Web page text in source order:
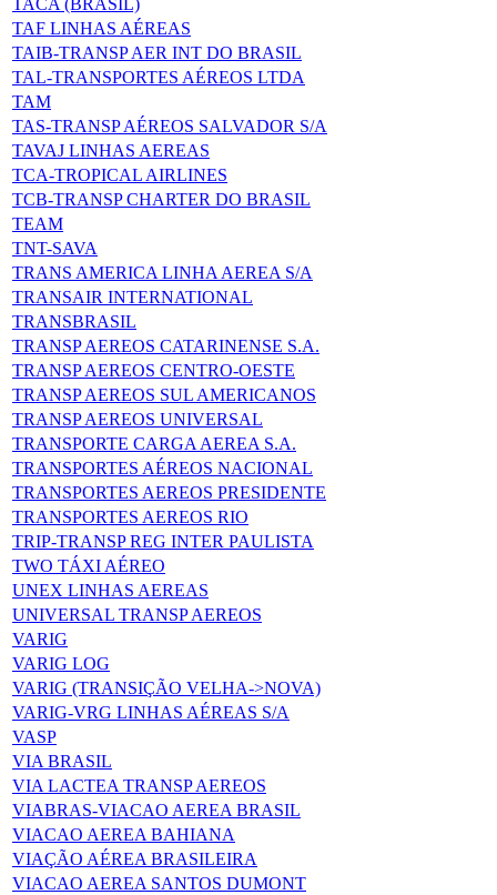
TACA (BRASIL)
TAF LINHAS AÉREAS
TAIB-TRANSP AER INT DO BRASIL
TAL-TRANSPORTES AÉREOS LTDA
TAM
TAS-TRANSP AÉREOS SALVADOR S/A
TAVAJ LINHAS AEREAS
TCA-TROPICAL AIRLINES
TCB-TRANSP CHARTER DO BRASIL
TEAM
TNT-SAVA
TRANS AMERICA LINHA AEREA S/A
TRANSAIR INTERNATIONAL
TRANSBRASIL
TRANSP AEREOS CATARINENSE S.A.
TRANSP AEREOS CENTRO-OESTE
TRANSP AEREOS SUL AMERICANOS
TRANSP AEREOS UNIVERSAL
TRANSPORTE CARGA AEREA S.A.
TRANSPORTES AÉREOS NACIONAL
TRANSPORTES AEREOS PRESIDENTE
TRANSPORTES AEREOS RIO
TRIP-TRANSP REG INTER PAULISTA
TWO TÁXI AÉREO
UNEX LINHAS AEREAS
UNIVERSAL TRANSP AEREOS
VARIG
VARIG LOG
VARIG (TRANSIÇÃO VELHA->NOVA)
VARIG-VRG LINHAS AÉREAS S/A
VASP
VIA BRASIL
VIA LACTEA TRANSP AEREOS
VIABRAS-VIACAO AEREA BRASIL
VIACAO AEREA BAHIANA
VIAÇÃO AÉREA BRASILEIRA
VIACAO AEREA SANTOS DUMONT